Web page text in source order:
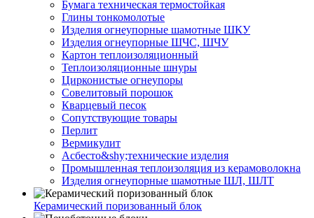
Бумага техническая термостойкая
Глины тонкомолотые
Изделия огнеупорные шамотные ШКУ
Изделия огнеупорные ШЧС, ШЧУ
Картон теплоизоляционный
Теплоизоляционные шнуры
Цирконистые огнеупоры
Совелитовый порошок
Кварцевый песок
Сопутствующие товары
Перлит
Вермикулит
Асбесто&shy;технические изделия
Промышленная теплоизоляция из керамоволокна
Изделия огнеупорные шамотные ШЛ, ШЛТ
Керамический поризованный блок